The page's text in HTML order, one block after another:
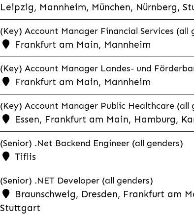
Leipzig, Mannheim, München, Nürnberg,
(Key) Account Manager Financial Services (all
Frankfurt am Main, Mannheim
(Key) Account Manager Landes- und
Frankfurt am Main, Mannheim
(Key) Account Manager Public Healthcare (all
Essen, Frankfurt am Main, Hamburg,
(Senior) .Net Backend Engineer (all genders)
Tiflis
(Senior) .NET Developer (all genders)
Braunschweig, Dresden, Frankfurt am
Stuttgart